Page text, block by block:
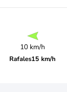
10 km/h
Rafales15 km/h